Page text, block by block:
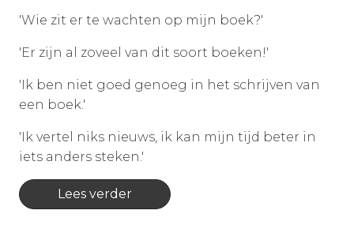
'Wie zit er te wachten op mijn boek?'
'Er zijn al zoveel van dit soort boeken!'
'Ik ben niet goed genoeg in het schrijven van
een boek.'
'Ik vertel niks nieuws, ik kan mijn tijd beter in
iets anders steken.'
Lees verder